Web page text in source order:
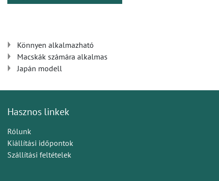
Könnyen alkalmazható
Macskák számára alkalmas
Japán modell
Hasznos linkek
Rólunk
Kiállítási időpontok
Szállítási feltételek